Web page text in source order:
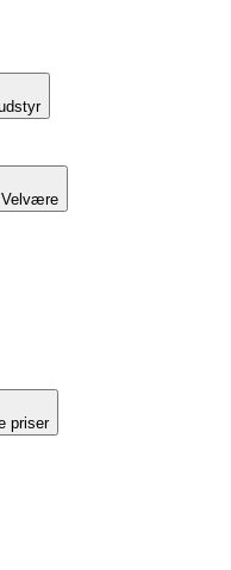
Velvære
priser